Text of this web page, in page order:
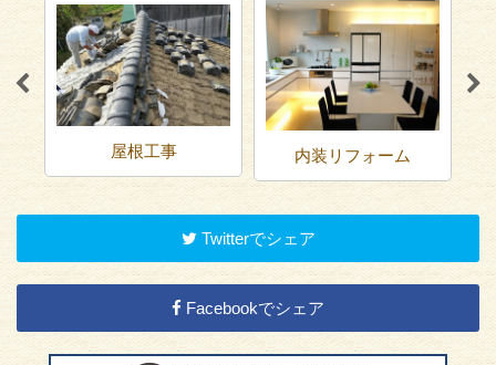
屋根工事 内装リフォーム
Twitterでシェア
Facebookでシェア